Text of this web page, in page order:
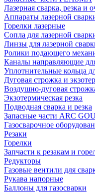
Лазерная сварка, резка и
Аппараты лазерной
Горелки лазерные
Сопла для лазерной
Линзы для лазерной
Ролики подающего
Каналы направляющие
Уплотнительные кольца
Дуговая строжка и
Воздушно-дуговая
Экзотермическая резка
Подводная сварка и резка
Запасные части ARC
Газосварочное
Резаки
Горелки
Запчасти к резакам и
Редукторы
Газовые вентили для
Рукава напорные
Баллоны для газосварки